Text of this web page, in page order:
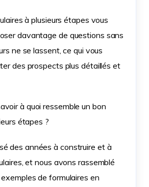
à plusieurs étapes vous
davantage de questions sans
ne se lassent, ce qui vous
des prospects plus détaillés et
à quoi ressemble un bon
étapes ?
des années à construire et à
et nous avons rassemblé
de formulaires en